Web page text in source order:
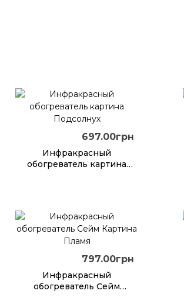
Инфракрасный
обогреватель картина
697.00грн
Инфракрасный
обогреватель Сейм
797.00грн